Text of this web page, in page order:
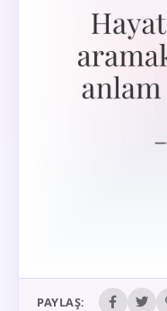
PAYLAŞ: